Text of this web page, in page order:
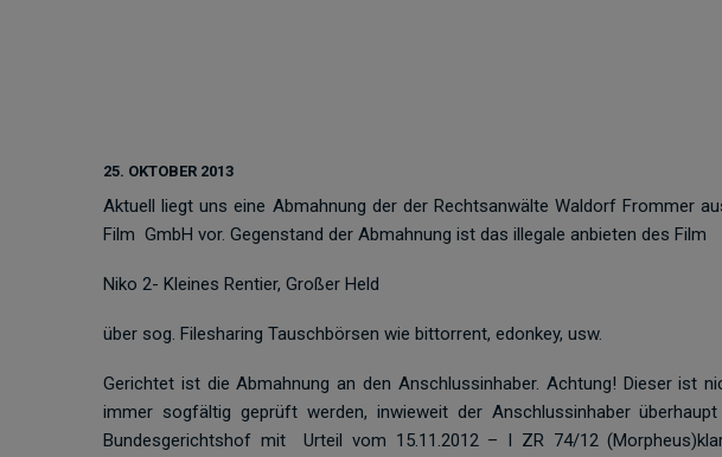
25. OKTOBER 2013
Aktuell liegt uns eine Abmahnung der der Rechtsanwälte Waldorf Frommer
Film GmbH vor. Gegenstand der Abmahnung ist das illegale anbieten des Film
Niko 2- Kleines Rentier, Großer Held
über sog. Filesharing Tauschbörsen wie bittorrent, edonkey, usw.
Gerichtet ist die Abmahnung an den Anschlussinhaber. Achtung! Dieser ist
immer sogfältig geprüft werden, inwieweit der Anschlussinhaber
Bundesgerichtshof mit Urteil vom 15.11.2012 – I ZR 74/12